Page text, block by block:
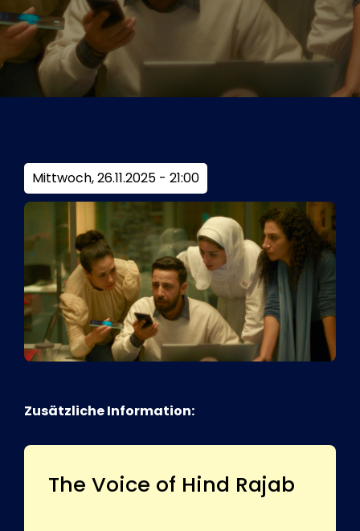
Tickets
Kurier Romy 2026
Mittwoch, 26.11.2025 - 21:00
Zusätzliche Information:
The Voice of Hind Rajab